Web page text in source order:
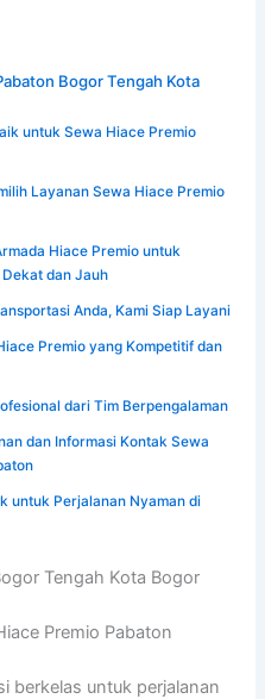
Bogor Tengah Kota
untuk Sewa Hiace Premio
Layanan Sewa Hiace Premio
Hiace Premio untuk
dan Jauh
Anda, Kami Siap Layani
Premio yang Kompetitif dan
dari Tim Berpengalaman
dan Informasi Kontak Sewa
untuk Perjalanan Nyaman di
Tengah Kota Bogor
Premio Pabaton
berkelas untuk perjalanan